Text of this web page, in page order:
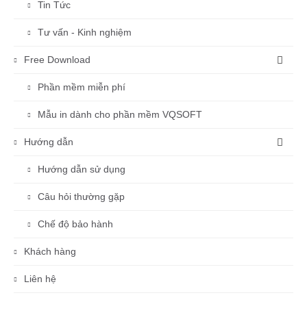
Tin Tức
Tư vấn - Kinh nghiệm
Free Download
Phần mềm miễn phí
Mẫu in dành cho phần mềm VQSOFT
Hướng dẫn
Hướng dẫn sử dụng
Câu hỏi thường gặp
Chế độ bảo hành
Khách hàng
Liên hệ